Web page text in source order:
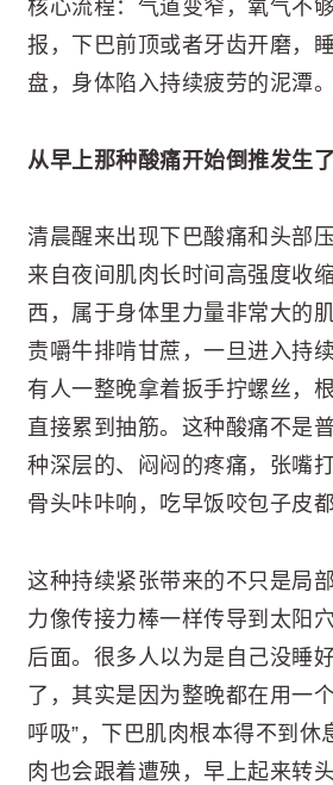
核心流程：气道变窄，氧气不
报，下巴前顶或者牙齿开磨，
盘，身体陷入持续疲劳的泥潭。
从早上那种酸痛开始倒推发生
清晨醒来出现下巴酸痛和头部
来自夜间肌肉长时间高强度收
西，属于身体里力量非常大的
责嚼牛排啃甘蔗，一旦进入持
有人一整晚拿着扳手拧螺丝，
直接累到抽筋。这种酸痛不是
种深层的、闷闷的疼痛，张嘴
骨头咔咔响，吃早饭咬包子皮
这种持续紧张带来的不只是局
力像传接力棒一样传导到太阳
后面。很多人以为是自己没睡
了，其实是因为整晚都在用一
呼吸”，下巴肌肉根本得不到休
肉也会跟着遭殃，早上起来转